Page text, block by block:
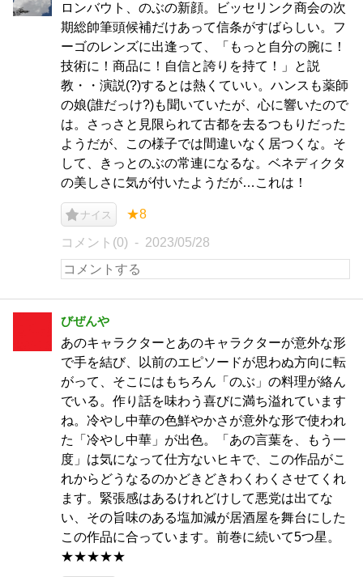
ロンバウト、のぶの新顔。ビッセリンク商会の次
期総帥筆頭候補だけあって信条がすばらしい。フ
ーゴのレンズに出逢って、「もっと自分の腕に！
技術に！商品に！自信と誇りを持て！」と説
教・・演説(?)するとは熱くていい。ハンスも薬師
の娘(誰だっけ?)も聞いていたが、心に響いたので
は。さっさと見限られて古都を去るつもりだった
ようだが、この様子では間違いなく居つくな。そ
して、きっとのぶの常連になるな。ベネディクタ
の美しさに気が付いたようだが…これは！
ナイス ★8
コメント(0) 2023/05/28
びぜんや
あのキャラクターとあのキャラクターが意外な形
で手を結び、以前のエピソードが思わぬ方向に転
がって、そこにはもちろん「のぶ」の料理が絡ん
でいる。作り話を味わう喜びに満ち溢れています
ね。冷やし中華の色鮮やかさが意外な形で使われ
た「冷やし中華」が出色。「あの言葉を、もう一
度」は気になって仕方ないヒキで、この作品がこ
れからどうなるのかどきどきわくわくさせてくれ
ます。緊張感はあるけれどけして悪党は出てな
い、その旨味のある塩加減が居酒屋を舞台にした
この作品に合っています。前巻に続いて5つ星。
★★★★★